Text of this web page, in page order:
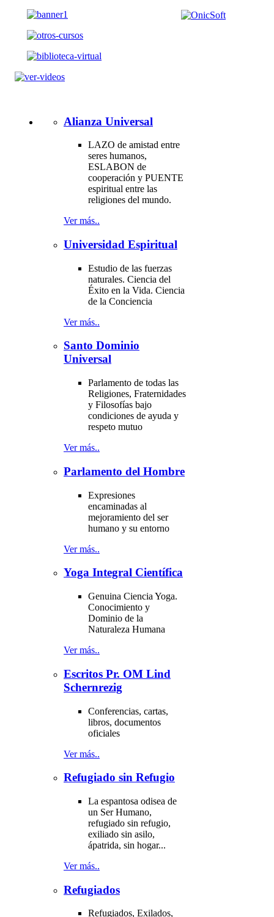
Alianza Universal
LAZO de amistad entre
seres humanos,
ESLABON de
cooperación y PUENTE
espiritual entre las
religiones del mundo.
Ver más..
Universidad Espiritual
Estudio de las fuerzas
naturales. Ciencia del
Éxito en la Vida. Ciencia
de la Conciencia
Ver más..
Santo Dominio
Universal
Parlamento de todas las
Religiones, Fraternidades
y Filosofías bajo
condiciones de ayuda y
respeto mutuo
Ver más..
Parlamento del Hombre
Expresiones
encaminadas al
mejoramiento del ser
humano y su entorno
Ver más..
Yoga Integral Científica
Genuina Ciencia Yoga.
Conocimiento y
Dominio de la
Naturaleza Humana
Ver más..
Escritos Pr. OM Lind
Schernrezig
Conferencias, cartas,
libros, documentos
oficiales
Ver más..
Refugiado sin Refugio
La espantosa odisea de
un Ser Humano,
refugiado sin refugio,
exiliado sin asilo,
ápatrida, sin hogar...
Ver más..
Refugiados
Refugiados, Exilados,